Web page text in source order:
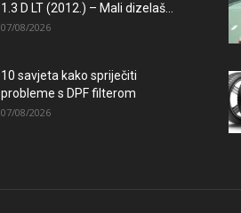
1.3 D LT (2012.) – Mali dizelaš...
07/08/2026
10 savjeta kako spriječiti
probleme s DPF filterom
07/08/2026